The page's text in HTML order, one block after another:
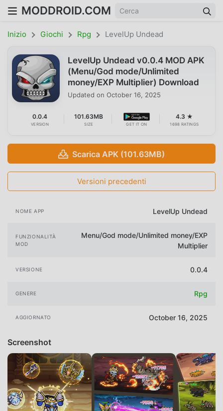
MODDROID.COM
Inizio Giochi Rpg LevelUp Undead
LevelUp Undead v0.0.4 MOD APK
(Menu/God mode/Unlimited
money/EXP Multiplier) Download
Updated on October 16, 2025
0.0.4
VERSION
101.63MB
SIZE GET IT ON
4.3 ★
1698 RATINGS
Scarica APK (101.63MB)
Versioni precedenti
NOME APP LevelUp Undead
FUNZIONALITÀ
MOD
Menu/God mode/Unlimited money/EXP
Multiplier
VERSIONE 0.0.4
GENERE Rpg
AGGIORNATO October 16, 2025
Screenshot